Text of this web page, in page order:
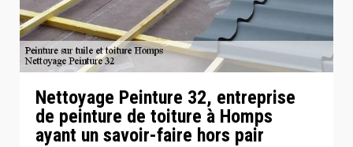
Nettoyage Peinture 32, entreprise
de peinture de toiture à Homps
ayant un savoir-faire hors pair